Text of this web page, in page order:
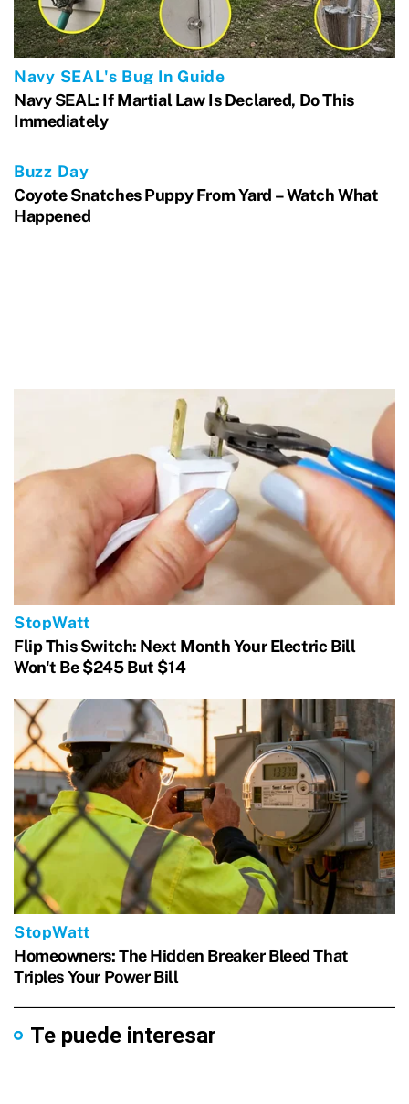
Te puede interesar